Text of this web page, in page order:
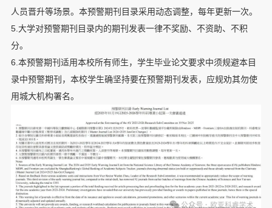
人员晋升等场景。本预警期刊目录采用动态调整，每年更新一次。
5.大学对预警期刊目录内的期刊发表一律不奖励、不资助、不积
分。
6.本预警期刊适用本校所有师生，学生毕业论文要求中须规避本目
录中预警期刊，本校学生确坚持要在预警期刊发表，应规劝其勿使
用城大机构署名。